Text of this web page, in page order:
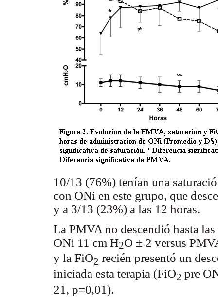
10/13 (76%) tenían una
con ONi en este grupo, que
y a 3/13 (23%) a las 12 horas.
La PMVA no descendió hasta
ONi 11 cm H2O ± 2 versus
y la FiO2 recién presentó un
iniciada esta terapia (FiO2 pre
21, p=0,01).